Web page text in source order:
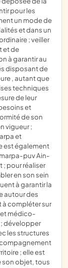
pour les
un mode de
et dans un
; veiller
et de
à garantir au
disposant de
, autant que
techniques
de leur
et
de son
vigueur ;
et
est également
puv Ain-
; pour réaliser
en son sein
à garantir la
autour des
à compléter sur
médico-
développer
les structures
; elle est
son objet, tous